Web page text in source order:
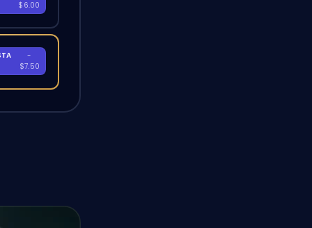
$6.00
-
$7.50